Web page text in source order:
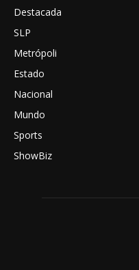
Destacada
SLP
Metrópoli
Estado
Nacional
Mundo
Sports
ShowBiz